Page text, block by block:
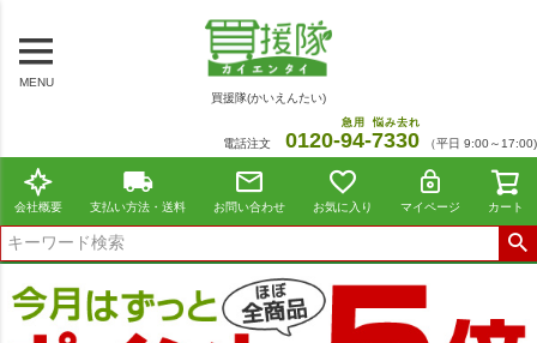
MENU
買援隊(かいえんたい)
電話注文 0120-94
急用
-7330
悩み去れ
（平日 9:00～17:00)
会社概要 支払い方法・送料 お問い合わせ お気に入り マイページ カート